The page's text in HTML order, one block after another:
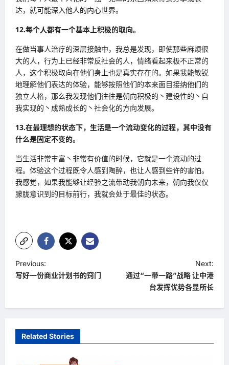
达，就可能深入他人的内心世界。
12.每个人都有一个基本上积极的取向。
在做当事人治疗的深层接触中，我总是发现，即使那些麻烦很
大的人，行为上已经非常反社会的人，情绪看起来极不正常的
人，这个积极取向在他们身上也是真实存在的。如果我能敏锐
地理解他们表达的体验，能够按照他们的本来面目接纳他们的
独立人格，那么我发现他们往往是朝向积极的丶建设性的丶自
我实现的丶成熟成长的丶社会化的方向发展。
13.在最理想的状态下，生活是一个流动变化的过程，其中没有
什么是固定不变的。
当生活非常丰富丶非常有价值的时候，它就是一个流动的过
程。体验这个过程既令人感到陶醉，也让人感到些许的害怕。
我感觉，如果我能够让经验之流带动我朝向未来，朝向我仅仅
朦胧意识到的目标前行，我就会处于最佳的状态。
P
o
t
n
a
Previous:
写好一份商业计划书的窍门
Next:
通过“一带一路”战略 让中港
台发挥优势各显所长
Related Stories